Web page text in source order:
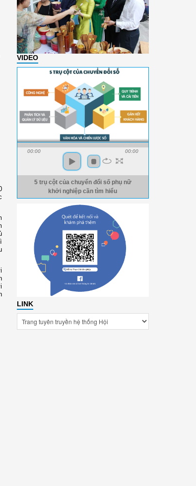
VIDEO
00:00 00:00
5 trụ cột của chuyển đổi số phụ nữ
khởi nghiệp cần tìm hiểu
LINK